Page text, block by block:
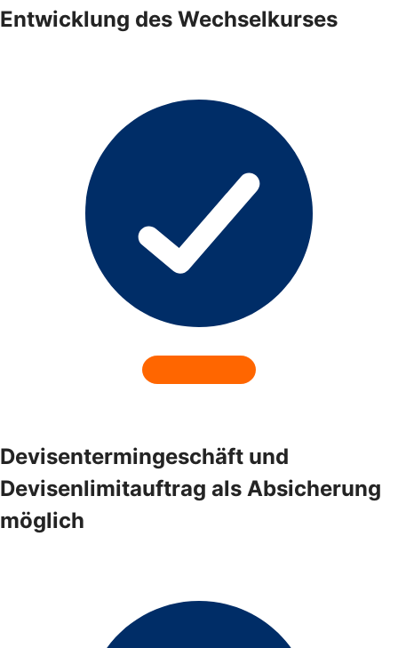
Entwicklung des Wechselkurses
Devisentermingeschäft und
Devisenlimitauftrag als Absicherung
möglich